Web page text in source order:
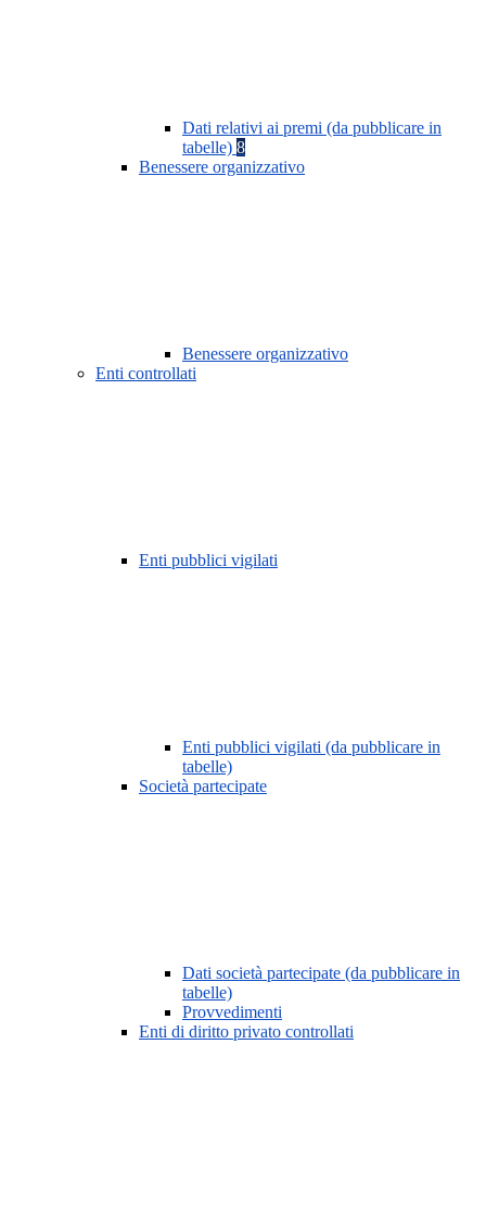
Dati relativi ai premi (da pubblicare in
tabelle) 8
Benessere organizzativo
Benessere organizzativo
Enti controllati
Enti pubblici vigilati
Enti pubblici vigilati (da pubblicare in
tabelle)
Società partecipate
Dati società partecipate (da pubblicare in
tabelle)
Provvedimenti
Enti di diritto privato controllati